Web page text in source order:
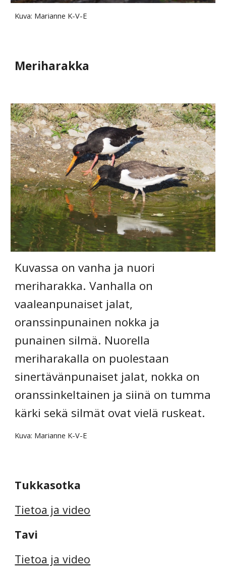
Kuva: Marianne K-V-E
Meriharakka
Kuvassa on vanha ja nuori
meriharakka. Vanhalla on
vaaleanpunaiset jalat,
oranssinpunainen nokka ja
punainen silmä. Nuorella
meriharakalla on puolestaan
sinertävänpunaiset jalat, nokka on
oranssinkeltainen ja siinä on tumma
kärki sekä silmät ovat vielä ruskeat.
Kuva: Marianne K-V-E
Tukkasotka
Tietoa ja video
Tavi
Tietoa ja video